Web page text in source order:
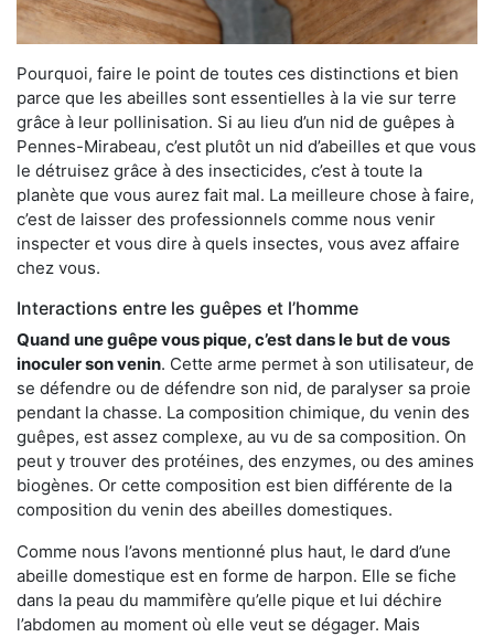
Pourquoi, faire le point de toutes ces distinctions et bien
parce que les abeilles sont essentielles à la vie sur terre
grâce à leur pollinisation. Si au lieu d’un nid de guêpes à
Pennes-Mirabeau, c’est plutôt un nid d’abeilles et que vous
le détruisez grâce à des insecticides, c’est à toute la
planète que vous aurez fait mal. La meilleure chose à faire,
c’est de laisser des professionnels comme nous venir
inspecter et vous dire à quels insectes, vous avez affaire
chez vous.
Interactions entre les guêpes et l’homme
Quand une guêpe vous pique, c’est dans le but de vous
inoculer son venin. Cette arme permet à son utilisateur, de
se défendre ou de défendre son nid, de paralyser sa proie
pendant la chasse. La composition chimique, du venin des
guêpes, est assez complexe, au vu de sa composition. On
peut y trouver des protéines, des enzymes, ou des amines
biogènes. Or cette composition est bien différente de la
composition du venin des abeilles domestiques.
Comme nous l’avons mentionné plus haut, le dard d’une
abeille domestique est en forme de harpon. Elle se fiche
dans la peau du mammifère qu’elle pique et lui déchire
l’abdomen au moment où elle veut se dégager. Mais